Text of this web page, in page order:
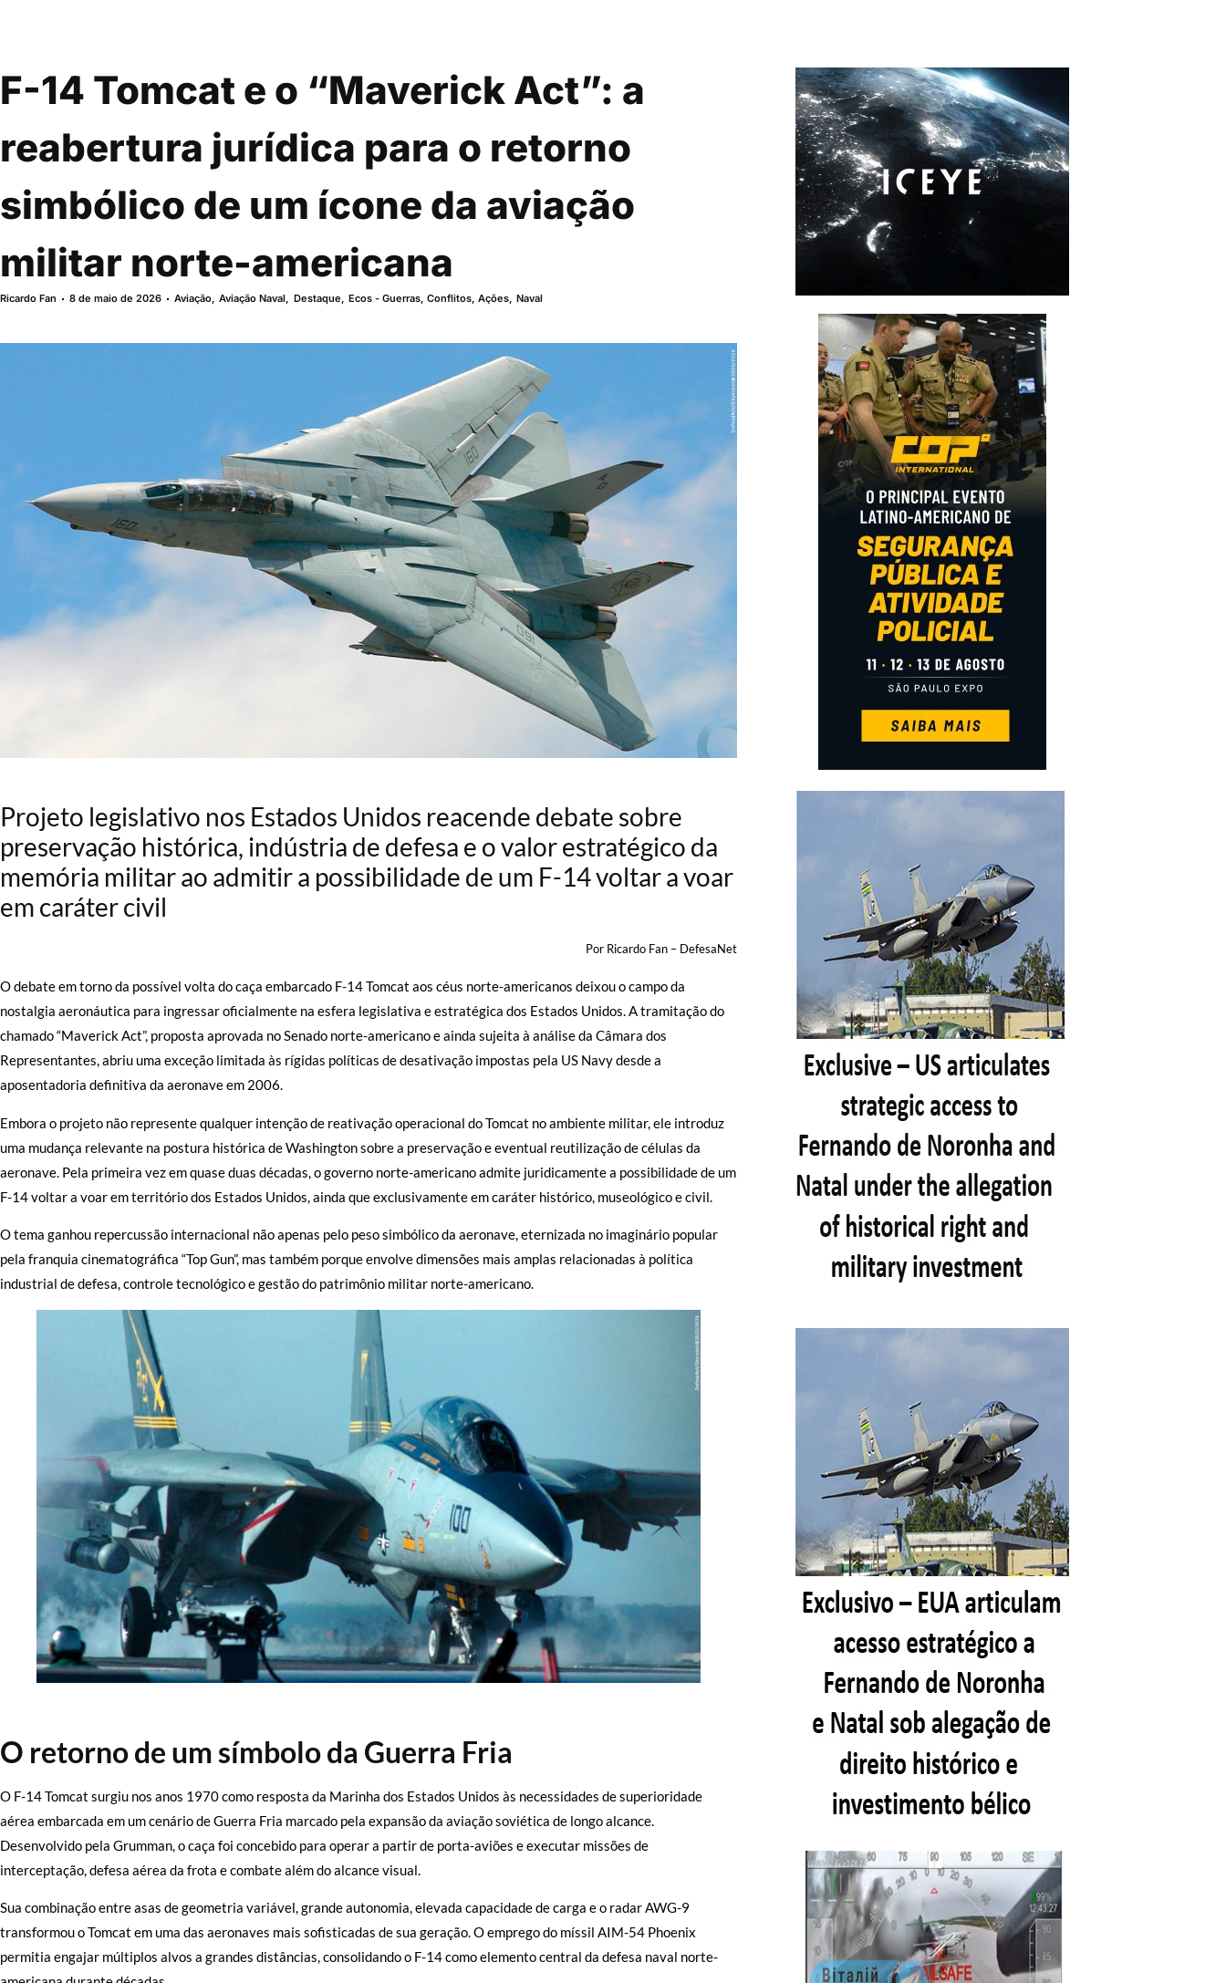
F-14 Tomcat e o “Maverick Act”: a
reabertura jurídica para o retorno
simbólico de um ícone da aviação
militar norte-americana
Ricardo Fan 8 de maio de 2026 Aviação,Aviação Naval, Destaque, Ecos - Guerras, Conflitos, Ações,Naval
Projeto legislativo nos Estados Unidos reacende debate sobre
preservação histórica, indústria de defesa e o valor estratégico da
memória militar ao admitir a possibilidade de um F-14 voltar a voar
em caráter civil
Por Ricardo Fan – DefesaNet
O debate em torno da possível volta do caça embarcado F-14 Tomcat aos céus norte-americanos deixou o campo da
nostalgia aeronáutica para ingressar oficialmente na esfera legislativa e estratégica dos Estados Unidos. A tramitação do
chamado “Maverick Act”, proposta aprovada no Senado norte-americano e ainda sujeita à análise da Câmara dos
Representantes, abriu uma exceção limitada às rígidas políticas de desativação impostas pela US Navy desde a
aposentadoria definitiva da aeronave em 2006.
Embora o projeto não represente qualquer intenção de reativação operacional do Tomcat no ambiente militar, ele introduz
uma mudança relevante na postura histórica de Washington sobre a preservação e eventual reutilização de células da
aeronave. Pela primeira vez em quase duas décadas, o governo norte-americano admite juridicamente a possibilidade de um
F-14 voltar a voar em território dos Estados Unidos, ainda que exclusivamente em caráter histórico, museológico e civil.
O tema ganhou repercussão internacional não apenas pelo peso simbólico da aeronave, eternizada no imaginário popular
pela franquia cinematográfica “Top Gun”, mas também porque envolve dimensões mais amplas relacionadas à política
industrial de defesa, controle tecnológico e gestão do patrimônio militar norte-americano.
O retorno de um símbolo da Guerra Fria
O F-14 Tomcat surgiu nos anos 1970 como resposta da Marinha dos Estados Unidos às necessidades de superioridade
aérea embarcada em um cenário de Guerra Fria marcado pela expansão da aviação soviética de longo alcance.
Desenvolvido pela Grumman, o caça foi concebido para operar a partir de porta-aviões e executar missões de
interceptação, defesa aérea da frota e combate além do alcance visual.
Sua combinação entre asas de geometria variável, grande autonomia, elevada capacidade de carga e o radar AWG-9
transformou o Tomcat em uma das aeronaves mais sofisticadas de sua geração. O emprego do míssil AIM-54 Phoenix
permitia engajar múltiplos alvos a grandes distâncias, consolidando o F-14 como elemento central da defesa naval norte-